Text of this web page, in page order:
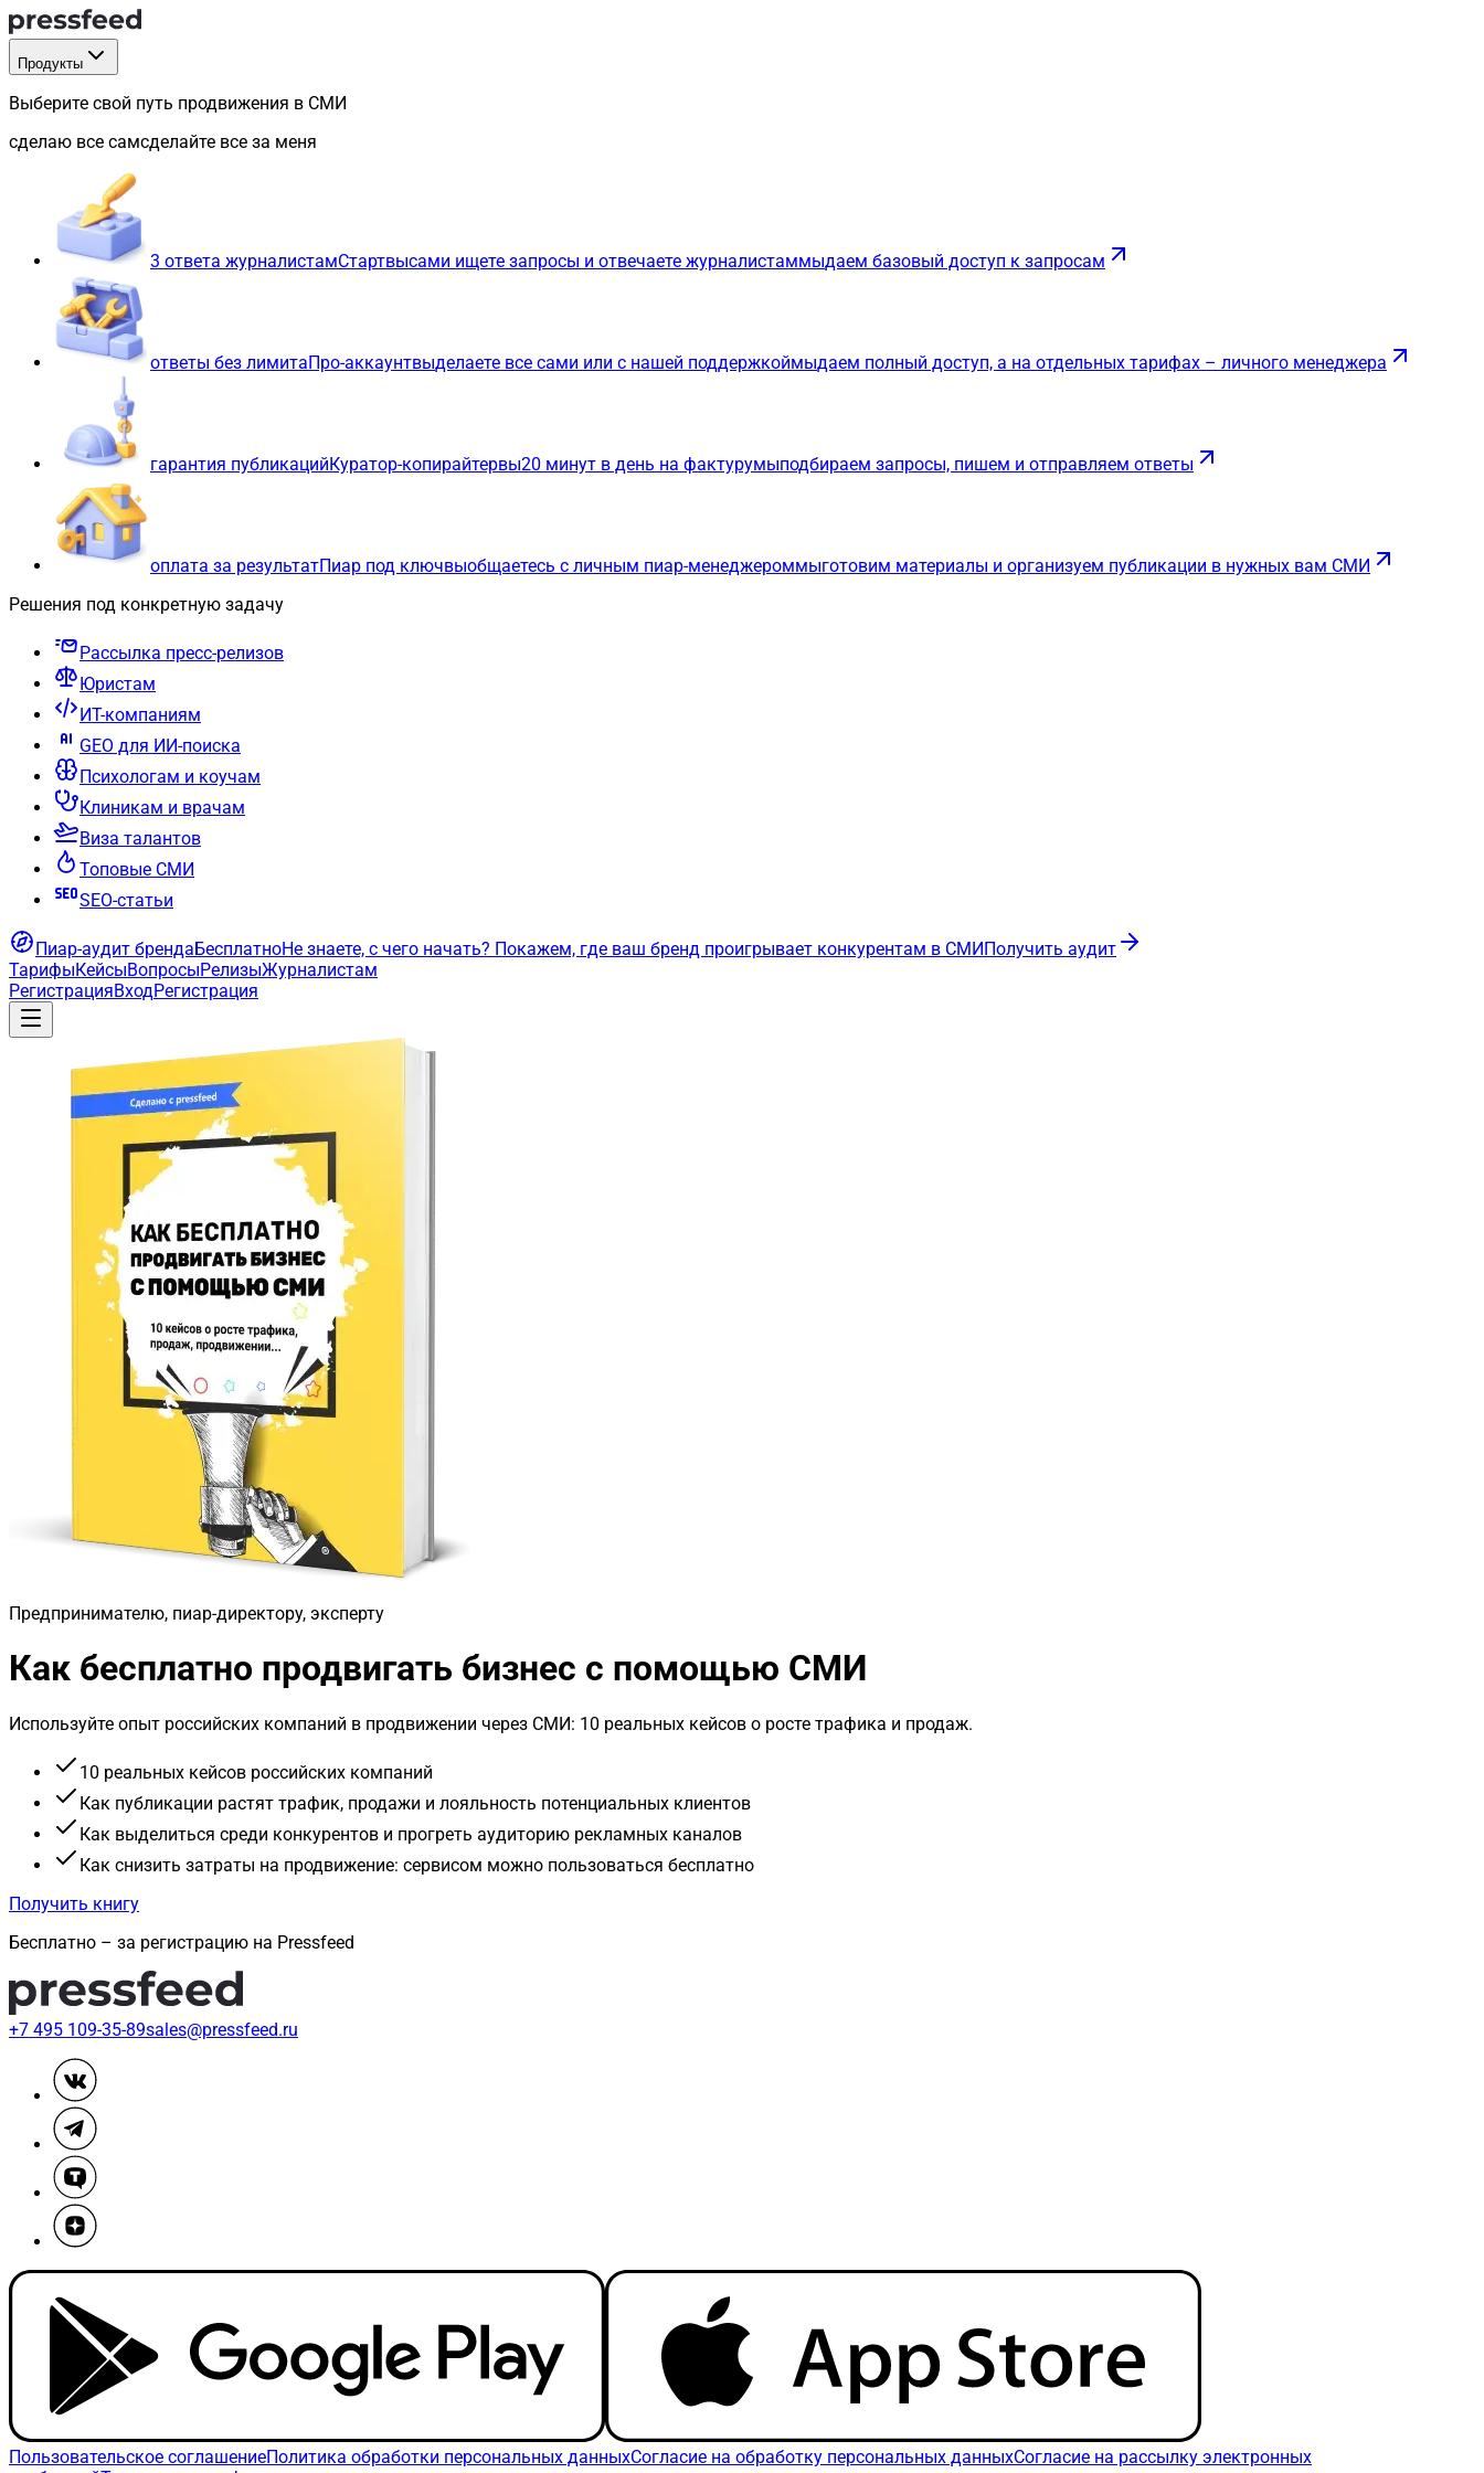
Продукты
Выберите свой путь продвижения в СМИ
сделаю все самсделайте все за меня
3 ответа журналистамСтартвысами ищете запросы и отвечаете журналистаммыдаем базовый доступ к запросам
ответы без лимитаПро-аккаунтвыделаете все сами или с нашей поддержкоймыдаем полный доступ, а на отдельных тарифах – личного менеджера
гарантия публикацийКуратор-копирайтервы20 минут в день на фактурумыподбираем запросы, пишем и отправляем ответы
оплата за результатПиар под ключвыобщаетесь с личным пиар-менеджероммыготовим материалы и организуем публикации в нужных вам СМИ
Решения под конкретную задачу
Рассылка пресс-релизов
Юристам
ИТ-компаниям
GEO для ИИ-поиска
Психологам и коучам
Клиникам и врачам
Виза талантов
Топовые СМИ
SEO-статьи
Пиар-аудит брендаБесплатноНе знаете, с чего начать? Покажем, где ваш бренд проигрывает конкурентам в СМИПолучить аудит
ТарифыКейсыВопросыРелизыЖурналистам
РегистрацияВходРегистрация
Предпринимателю, пиар-директору, эксперту
Как бесплатно продвигать бизнес с помощью СМИ
Используйте опыт российских компаний в продвижении через СМИ: 10 реальных кейсов о росте трафика и продаж.
10 реальных кейсов российских компаний
Как публикации растят трафик, продажи и лояльность потенциальных клиентов
Как выделиться среди конкурентов и прогреть аудиторию рекламных каналов
Как снизить затраты на продвижение: сервисом можно пользоваться бесплатно
Получить книгу
Бесплатно – за регистрацию на Pressfeed
+7 495 109-35-89sales@pressfeed.ru
Пользовательское соглашениеПолитика обработки персональных данныхСогласие на обработку персональных данныхСогласие на рассылку электронных